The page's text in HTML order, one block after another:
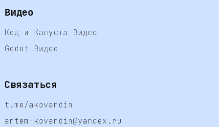
Видео
Код и Капуста Видео
Godot Видео
Связаться
t.me/akovardin
artem-kovardin@yandex.ru